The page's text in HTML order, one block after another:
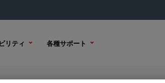
リティ 各種サポート